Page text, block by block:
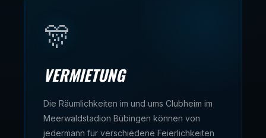
🎊
VERMIETUNG
Die Räumlichkeiten im und ums Clubheim im
Meerwaldstadion Bübingen können von
jedermann für verschiedene Feierlichkeiten